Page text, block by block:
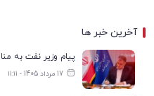
آخرین خبر ها
17 مرداد 1405 - ۱۱:۱۱